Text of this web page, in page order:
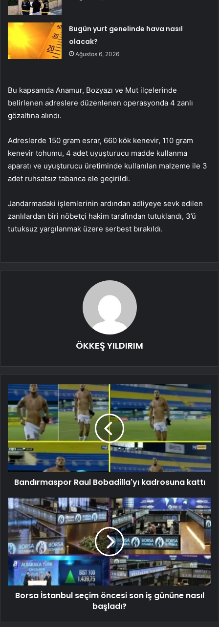
Bugün yurt genelinde hava nasıl
olacak?
Ağustos 6, 2026
Bu kapsamda Anamur, Bozyazı ve Mut ilçelerinde
belirlenen adreslere düzenlenen operasyonda 4 zanlı
gözaltına alındı.
Adreslerde 150 gram esrar, 660 kök kenevir, 110 gram
kenevir tohumu, 4 adet uyuşturucu madde kullanma
aparatı ve uyuşturucu üretiminde kullanılan malzeme ile 3
adet ruhsatsız tabanca ele geçirildi.
Jandarmadaki işlemlerinin ardından adliyeye sevk edilen
zanlılardan biri nöbetçi hakim tarafından tutuklandı, 3’ü
tutuksuz yargılanmak üzere serbest bırakıldı.
ÖKKEŞ YILDIRIM
Bandırmaspor Raul Bobadilla'yı kadrosuna kattı
Borsa İstanbul seçim öncesi son iş gününe nasıl
başladı?